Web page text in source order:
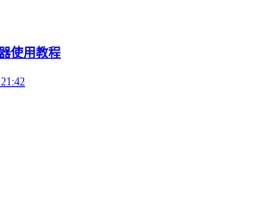
使用教程